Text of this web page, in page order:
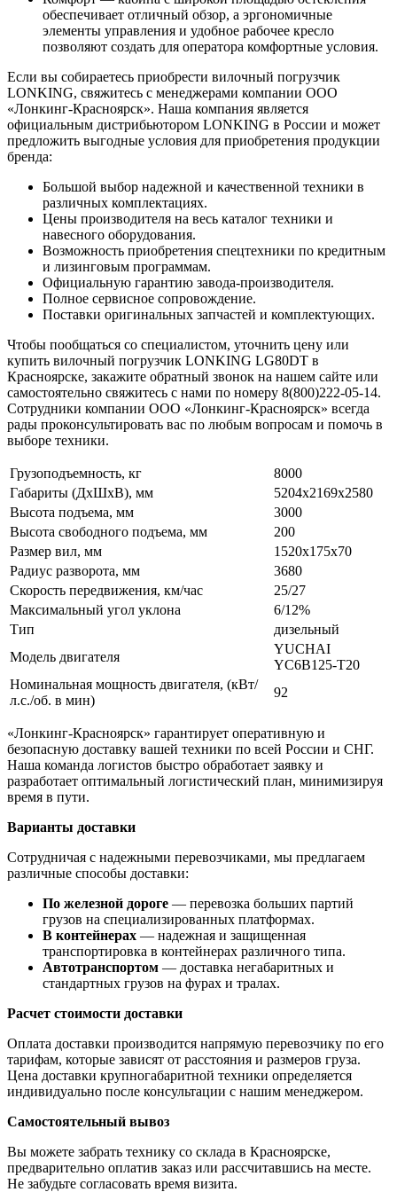
обеспечивает отличный обзор, а эргономичные
элементы управления и удобное рабочее кресло
позволяют создать для оператора комфортные условия.
Если вы собираетесь приобрести вилочный погрузчик
LONKING, свяжитесь с менеджерами компании ООО
«Лонкинг-Красноярск». Наша компания является
официальным дистрибьютором LONKING в России и может
предложить выгодные условия для приобретения продукции
бренда:
Большой выбор надежной и качественной техники в
различных комплектациях.
Цены производителя на весь каталог техники и
навесного оборудования.
Возможность приобретения спецтехники по кредитным
и лизинговым программам.
Официальную гарантию завода-производителя.
Полное сервисное сопровождение.
Поставки оригинальных запчастей и комплектующих.
Чтобы пообщаться со специалистом, уточнить цену или
купить вилочный погрузчик LONKING LG80DT в
Красноярске, закажите обратный звонок на нашем сайте или
самостоятельно свяжитесь с нами по номеру 8(800)222-05-14.
Сотрудники компании ООО «Лонкинг-Красноярск» всегда
рады проконсультировать вас по любым вопросам и помочь в
выборе техники.
Грузоподъемность, кг
8000
Габариты (ДхШхВ), мм
5204х2169х2580
Высота подъема, мм
3000
Высота свободного подъема, мм
200
Размер вил, мм
1520х175х70
Радиус разворота, мм
3680
Скорость передвижения, км/час
25/27
Максимальный угол уклона
6/12%
Тип
дизельный
Модель двигателя
YUCHAI
YC6B125-T20
Номинальная мощность двигателя, (кВт/
л.с./об. в мин)
92
«Лонкинг-Красноярск» гарантирует оперативную и
безопасную доставку вашей техники по всей России и СНГ.
Наша команда логистов быстро обработает заявку и
разработает оптимальный логистический план, минимизируя
время в пути.
Варианты доставки
Сотрудничая с надежными перевозчиками, мы предлагаем
различные способы доставки:
По железной дороге — перевозка больших партий
грузов на специализированных платформах.
В контейнерах — надежная и защищенная
транспортировка в контейнерах различного типа.
Автотранспортом — доставка негабаритных и
стандартных грузов на фурах и тралах.
Расчет стоимости доставки
Оплата доставки производится напрямую перевозчику по его
тарифам, которые зависят от расстояния и размеров груза.
Цена доставки крупногабаритной техники определяется
индивидуально после консультации с нашим менеджером.
Самостоятельный вывоз
Вы можете забрать технику со склада в Красноярске,
предварительно оплатив заказ или рассчитавшись на месте.
Не забудьте согласовать время визита.